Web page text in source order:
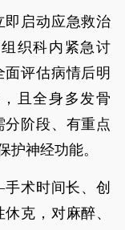
即启动应急救治
织科内紧急讨
评估病情后明
且全身多发骨
阶段、有重点
护神经功能。
术时间长、创
克，对麻醉、